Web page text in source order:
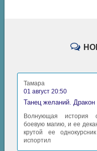
Тамара
01 август 20:50
Танец желаний.
Волнующая история
боевую магию, и ее
крутой ее
испортил